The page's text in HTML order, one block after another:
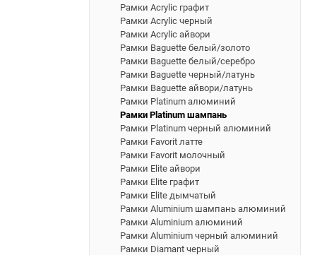
Рамки Acrylic графит
Рамки Acrylic черный
Рамки Acrylic айвори
Рамки Baguette белый/золото
Рамки Baguette белый/серебро
Рамки Baguette черный/латунь
Рамки Baguette айвори/латунь
Рамки Platinum алюминий
Рамки Platinum шампань
Рамки Platinum черный алюминий
Рамки Favorit латте
Рамки Favorit молочный
Рамки Elite айвори
Рамки Elite графит
Рамки Elite дымчатый
Рамки Aluminium шампань алюминий
Рамки Aluminium алюминий
Рамки Aluminium черный алюминий
Рамки Diamant черный